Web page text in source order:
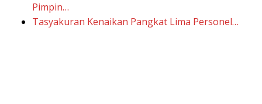
Pimpin…
Tasyakuran Kenaikan Pangkat Lima Personel…